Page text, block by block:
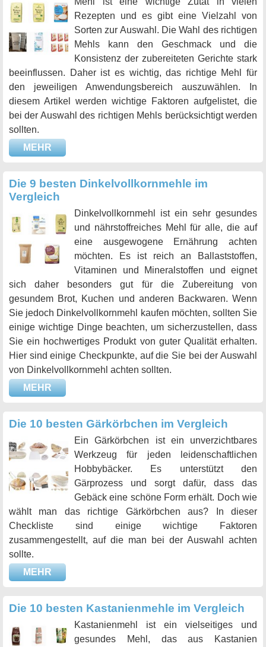
Rezepten und es gibt eine Vielzahl von
Sorten zur Auswahl. Die Wahl des richtigen
Mehls kann den Geschmack und die
Konsistenz der zubereiteten Gerichte stark
beeinflussen. Daher ist es wichtig, das richtige Mehl für
den jeweiligen Anwendungsbereich auszuwählen. In
diesem Artikel werden wichtige Faktoren aufgelistet, die
bei der Auswahl des richtigen Mehls berücksichtigt werden
sollten.
MEHR
Die 9 besten Dinkelvollkornmehle im
Vergleich
Dinkelvollkornmehl ist ein sehr gesundes
und nährstoffreiches Mehl für alle, die auf
eine ausgewogene Ernährung achten
möchten. Es ist reich an Ballaststoffen,
Vitaminen und Mineralstoffen und eignet
sich daher besonders gut für die Zubereitung von
gesundem Brot, Kuchen und anderen Backwaren. Wenn
Sie jedoch Dinkelvollkornmehl kaufen möchten, sollten Sie
einige wichtige Dinge beachten, um sicherzustellen, dass
Sie ein hochwertiges Produkt von guter Qualität erhalten.
Hier sind einige Checkpunkte, auf die Sie bei der Auswahl
von Dinkelvollkornmehl achten sollten.
MEHR
Die 10 besten Gärkörbchen im Vergleich
Ein Gärkörbchen ist ein unverzichtbares
Werkzeug für jeden leidenschaftlichen
Hobbybäcker. Es unterstützt den
Gärprozess und sorgt dafür, dass das
Gebäck eine schöne Form erhält. Doch wie
wählt man das richtige Gärkörbchen aus? In dieser
Checkliste sind einige wichtige Faktoren
zusammengestellt, auf die man bei der Auswahl achten
sollte.
MEHR
Die 10 besten Kastanienmehle im Vergleich
Kastanienmehl ist ein vielseitiges und
gesundes Mehl, das aus Kastanien